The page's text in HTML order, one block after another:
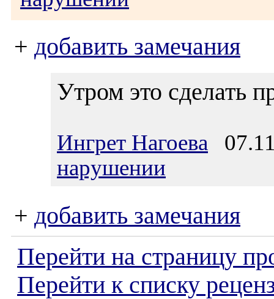
+ добавить замечания
Утром это сделать
Ингрет Нагоева
нарушении
+ добавить замечания
Перейти на страницу
Перейти к списку